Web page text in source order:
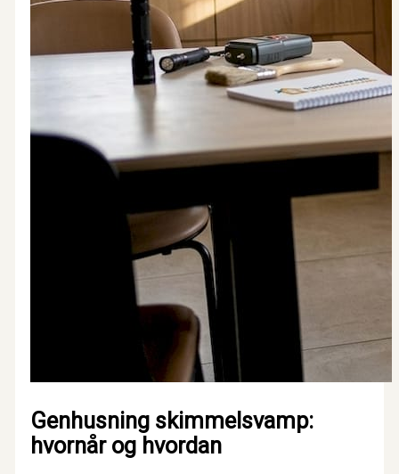
Genhusning skimmelsvamp:
hvornår og hvordan